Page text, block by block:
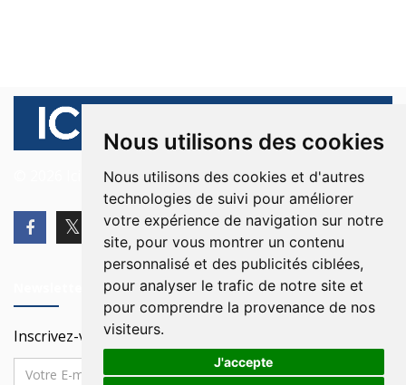
Nous utilisons des cookies
Nous utilisons des cookies et d'autres
technologies de suivi pour améliorer
votre expérience de navigation sur notre
site, pour vous montrer un contenu
personnalisé et des publicités ciblées,
pour analyser le trafic de notre site et
pour comprendre la provenance de nos
visiteurs.
J'accepte
© 2026 Ici Beyrouth. Tous les droits sont réservés.
Inscrivez-vous à notre Newsletter